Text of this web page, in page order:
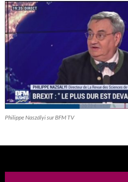
Philippe Naszályi sur BFM TV